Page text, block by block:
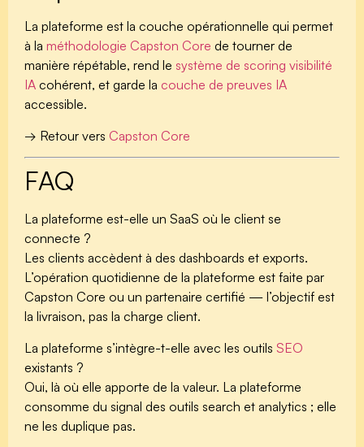
La plateforme est la couche opérationnelle qui permet
à la méthodologie Capston Core de tourner de
manière répétable, rend le système de scoring visibilité
IA cohérent, et garde la couche de preuves IA
accessible.
→ Retour vers Capston Core
FAQ
La plateforme est-elle un SaaS où le client se
connecte ?
Les clients accèdent à des dashboards et exports.
L’opération quotidienne de la plateforme est faite par
Capston Core ou un partenaire certifié — l’objectif est
la livraison, pas la charge client.
La plateforme s’intègre-t-elle avec les outils SEO
existants ?
Oui, là où elle apporte de la valeur. La plateforme
consomme du signal des outils search et analytics ; elle
ne les duplique pas.